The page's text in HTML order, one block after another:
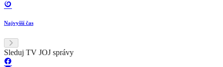
Najvyšší čas
Sleduj TV JOJ správy